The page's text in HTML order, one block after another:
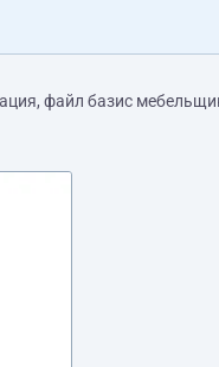
файл базис